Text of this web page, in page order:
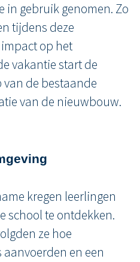
in gebruik genomen. Zo
tijdens deze
op het
vakantie start de
van de bestaande
van de nieuwbouw.
kregen leerlingen
school te ontdekken.
ze hoe
en een